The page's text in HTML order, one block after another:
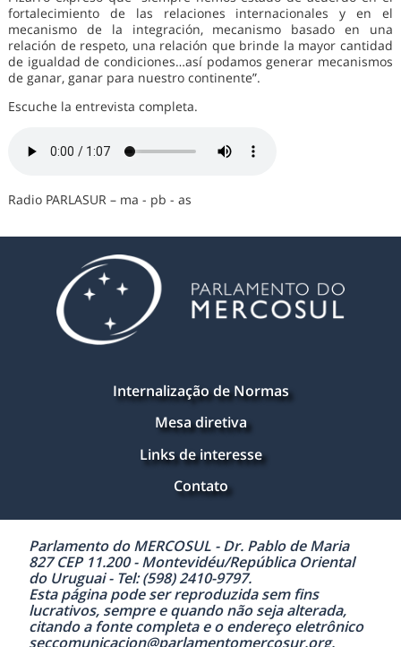
fortalecimiento de las relaciones internacionales y en el
mecanismo de la integración, mecanismo basado en una
relación de respeto, una relación que brinde la mayor cantidad
de igualdad de condiciones…así podamos generar mecanismos
de ganar, ganar para nuestro continente”.
Escuche la entrevista completa.
Radio PARLASUR – ma - pb - as
Internalização de Normas
Mesa diretiva
Links de interesse
Contato
Parlamento do MERCOSUL - Dr. Pablo de Maria
827 CEP 11.200 - Montevidéu/República Oriental
do Uruguai - Tel: (598) 2410-9797.
Esta página pode ser reproduzida sem fins
lucrativos, sempre e quando não seja alterada,
citando a fonte completa e o endereço eletrônico
seccomunicacion@parlamentomercosur.org.